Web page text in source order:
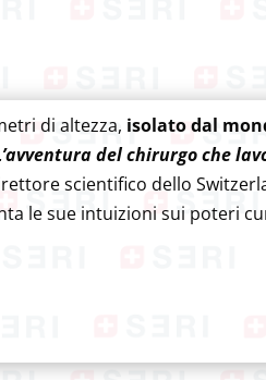
di altezza, isolato dal
del chirurgo che
scientifico dello
le sue intuizioni sui poteri